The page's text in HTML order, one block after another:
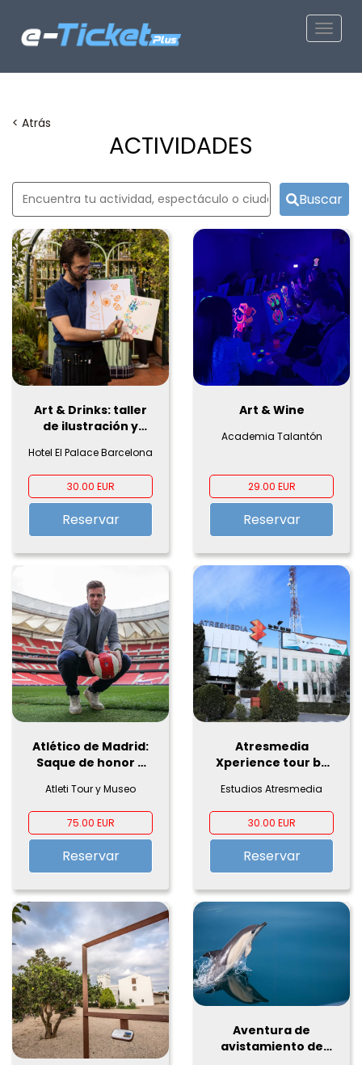
< Atrás
ACTIVIDADES
Buscar
Art & Drinks: taller
de ilustración y
El Palace Barcelona
Hotel El Palace Barcelona
30.00 EUR
Reservar
Art & Wine
Academia Talantón
29.00 EUR
Reservar
Atlético de Madrid:
Saque de honor +
y Museo
Atleti Tour y Museo
75.00 EUR
Reservar
Atresmedia
Xperience tour by
Estudios Atresmedia
30.00 EUR
Reservar
Aventura de
avistamiento de